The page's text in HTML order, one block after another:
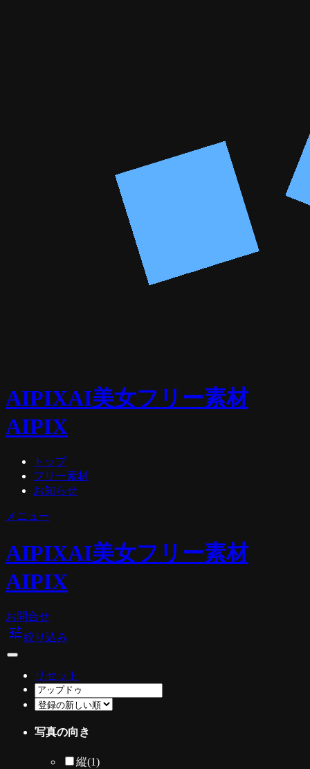
AIPIXAI美女フリー素材
AIPIX
トップ
フリー素材
お知らせ
メニュー
AIPIXAI美女フリー素材
AIPIX
お問合せ
tune絞り込み
リセット
写真の向き
縦(1)